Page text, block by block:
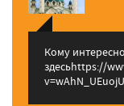
Кому
здесьhttps://